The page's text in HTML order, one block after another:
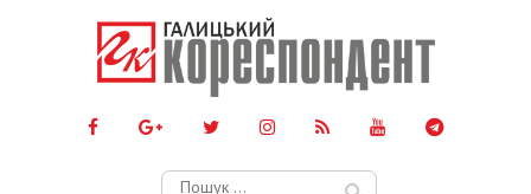
Пошук: